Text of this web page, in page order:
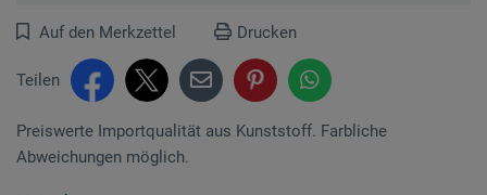
Auf den Merkzettel Drucken
Teilen
Preiswerte Importqualität aus Kunststoff. Farbliche
Abweichungen möglich.